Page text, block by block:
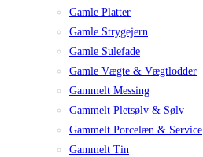
Gamle Platter
Gamle Strygejern
Gamle Sulefade
Gamle Vægte & Vægtlodder
Gammelt Messing
Gammelt Pletsølv & Sølv
Gammelt Porcelæn & Service
Gammelt Tin